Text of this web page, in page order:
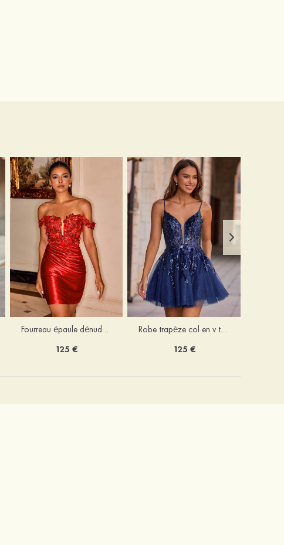
Fourreau épaule dénudée soie comme du satin courte/mini robe de fête de la rentrée
125 €
Robe trapèze col en v tulle courte/mini robe de fête de la rentrée avec poches paillettes
125 €